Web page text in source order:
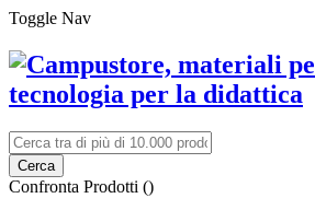
Toggle Nav
Cerca
Confronta Prodotti ()